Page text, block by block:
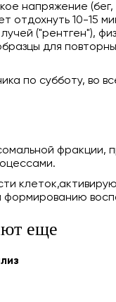
напряжение
10-15
("рентген"),
для
по субботу, во
фракции,
еще